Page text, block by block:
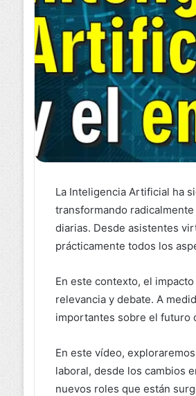
La Inteligencia Artificial ha
transformando
diarias. Desde asistentes
prácticamente todos los
En este contexto, el
relevancia y debate. A
importantes sobre el futuro
En este vídeo,
laboral, desde los cambios
nuevos roles que están